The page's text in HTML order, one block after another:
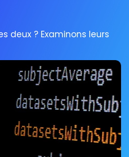
deux ? Examinons leurs